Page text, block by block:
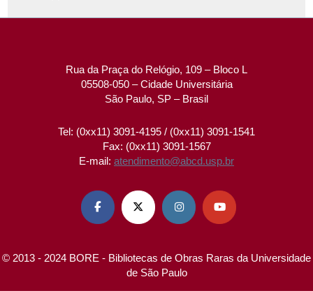
Rua da Praça do Relógio, 109 – Bloco L
05508-050 – Cidade Universitária
São Paulo, SP – Brasil
Tel: (0xx11) 3091-4195 / (0xx11) 3091-1541
Fax: (0xx11) 3091-1567
E-mail: atendimento@abcd.usp.br
   
© 2013 - 2024 BORE - Bibliotecas de Obras Raras da Universidade
de São Paulo